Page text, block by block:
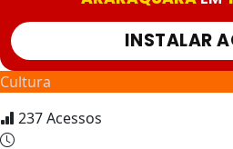
INSTALAR
Cultura
237Acessos